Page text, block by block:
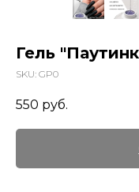
Гель
SKU: GP0
550 руб.